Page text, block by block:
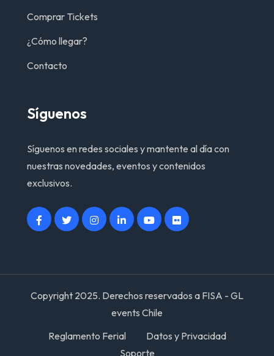
Comprar Tickets
¿Cómo llegar?
Contacto
Síguenos
Síguenos en redes sociales y mantente al día con
nuestras novedades, eventos y contenidos
exclusivos.
Copyright 2025. Derechos reservados a FISA - GL
events Chile
Reglamento Ferial
Datos y Privacidad
Soporte